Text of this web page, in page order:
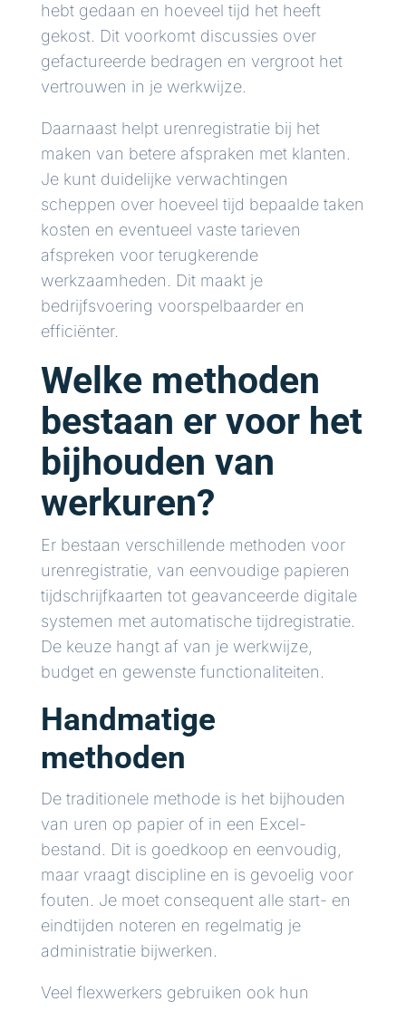
hebt gedaan en hoeveel tijd het heeft
gekost. Dit voorkomt discussies over
gefactureerde bedragen en vergroot het
vertrouwen in je werkwijze.
Daarnaast helpt urenregistratie bij het
maken van betere afspraken met klanten.
Je kunt duidelijke verwachtingen
scheppen over hoeveel tijd bepaalde taken
kosten en eventueel vaste tarieven
afspreken voor terugkerende
werkzaamheden. Dit maakt je
bedrijfsvoering voorspelbaarder en
efficiënter.
Welke methoden
bestaan er voor het
bijhouden van
werkuren?
Er bestaan verschillende methoden voor
urenregistratie, van eenvoudige papieren
tijdschrijfkaarten tot geavanceerde digitale
systemen met automatische tijdregistratie.
De keuze hangt af van je werkwijze,
budget en gewenste functionaliteiten.
Handmatige
methoden
De traditionele methode is het bijhouden
van uren op papier of in een Excel-
bestand. Dit is goedkoop en eenvoudig,
maar vraagt discipline en is gevoelig voor
fouten. Je moet consequent alle start- en
eindtijden noteren en regelmatig je
administratie bijwerken.
Veel flexwerkers gebruiken ook hun